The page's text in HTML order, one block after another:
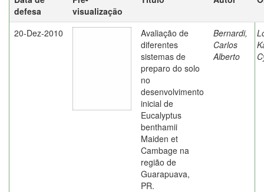
defesa
visualização
20-Dez-2010
Avaliação de
diferentes
sistemas de
preparo do solo
no
desenvolvimento
inicial de
Eucalyptus
benthamii
Maiden et
Cambage na
região de
Guarapuava,
PR.
Bernardi,
Carlos
Alberto